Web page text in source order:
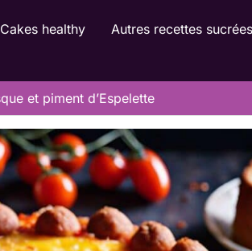
Cakes healthy Autres recettes sucrées
et piment d’Espelette